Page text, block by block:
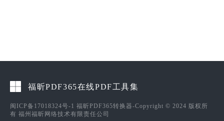
福昕PDF365在线PDF工具集
闽ICP备17018324号-1 福昕PDF365转换器-Copyright © 2024 版权所
有 福州福昕网络技术有限责任公司